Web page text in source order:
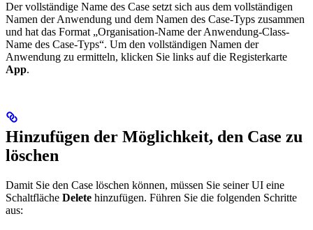
Der vollständige Name des Case setzt sich aus dem vollständigen
Namen der Anwendung und dem Namen des Case-Typs zusammen
und hat das Format „Organisation-Name der Anwendung-Class-
Name des Case-Typs“. Um den vollständigen Namen der
Anwendung zu ermitteln, klicken Sie links auf die Registerkarte
App.
Hinzufügen der Möglichkeit, den Case zu
löschen
Damit Sie den Case löschen können, müssen Sie seiner UI eine
Schaltfläche Delete hinzufügen. Führen Sie die folgenden Schritte
aus: